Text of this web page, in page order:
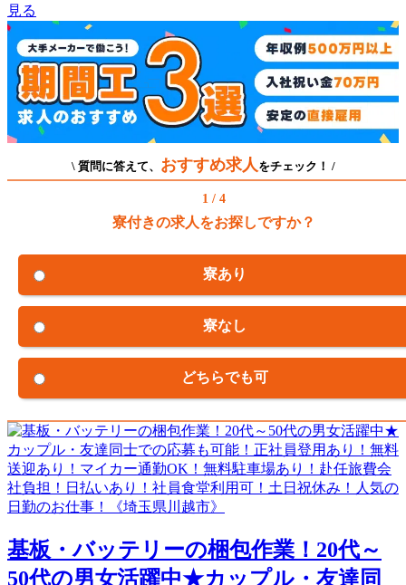
見る
\ 質問に答えて、 おすすめ求人 をチェック！ /
1 / 4
寮付きの求人をお探しですか？
寮あり
寮なし
どちらでも可
基板・バッテリーの梱包作業！20代～
50代の男女活躍中★カップル・友達同